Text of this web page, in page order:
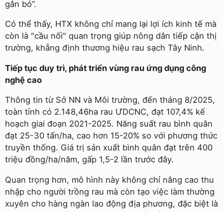
gắn bó”.
Có thể thấy, HTX không chỉ mang lại lợi ích kinh tế mà
còn là "cầu nối" quan trọng giúp nông dân tiếp cận thị
trường, khẳng định thương hiệu rau sạch Tây Ninh.
Tiếp tục duy trì, phát triển vùng rau ứng dụng công
nghệ cao
Thông tin từ Sở NN và Môi trường, đến tháng 8/2025,
toàn tỉnh có 2.148,46ha rau ƯDCNC, đạt 107,4% kế
hoạch giai đoạn 2021-2025. Năng suất rau bình quân
đạt 25-30 tấn/ha, cao hơn 15-20% so với phương thức
truyền thống. Giá trị sản xuất bình quân đạt trên 400
triệu đồng/ha/năm, gấp 1,5-2 lần trước đây.
Quan trọng hơn, mô hình này không chỉ nâng cao thu
nhập cho người trồng rau mà còn tạo việc làm thường
xuyên cho hàng ngàn lao động địa phương, đặc biệt là